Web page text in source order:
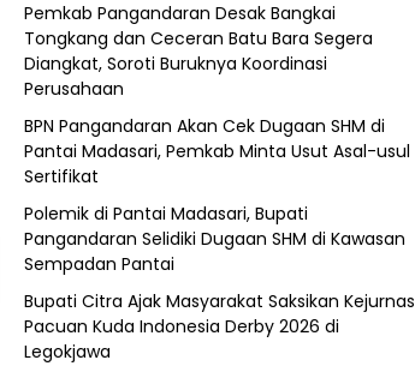
Pemkab Pangandaran Desak Bangkai
Tongkang dan Ceceran Batu Bara Segera
Diangkat, Soroti Buruknya Koordinasi
Perusahaan
BPN Pangandaran Akan Cek Dugaan SHM di
Pantai Madasari, Pemkab Minta Usut Asal-usul
Sertifikat
Polemik di Pantai Madasari, Bupati
Pangandaran Selidiki Dugaan SHM di Kawasan
Sempadan Pantai
Bupati Citra Ajak Masyarakat Saksikan Kejurnas
Pacuan Kuda Indonesia Derby 2026 di
Legokjawa